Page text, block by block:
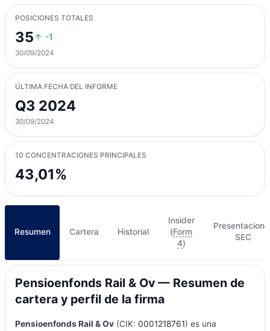
POSICIONES TOTALES
35 -1
30/09/2024
ÚLTIMA FECHA DEL INFORME
Q3 2024
30/09/2024
10 CONCENTRACIONES PRINCIPALES
43,01%
Resumen Cartera Historial
Insider
(Form
4)
SEC
Pensioenfonds Rail & Ov — Resumen de
cartera y perfil de la firma
Pensioenfonds Rail & Ov(CIK: 0001218761) es una